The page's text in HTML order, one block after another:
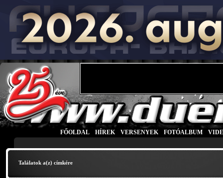
FŐOLDAL HÍREK VERSENYEK FOTÓALBUM
Találatok a(z)címkére